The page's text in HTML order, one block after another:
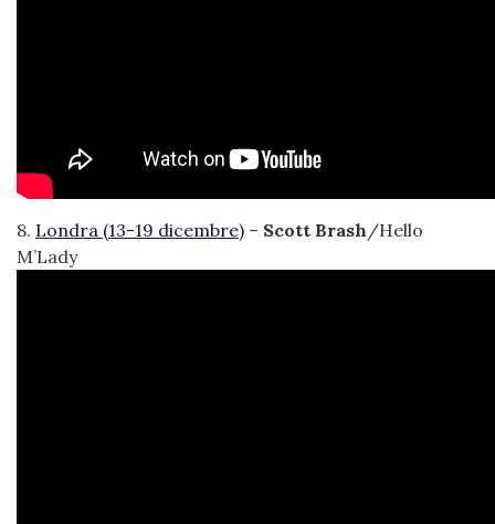
8. Londra (13-19 dicembre) – Scott Brash/Hello
M’Lady